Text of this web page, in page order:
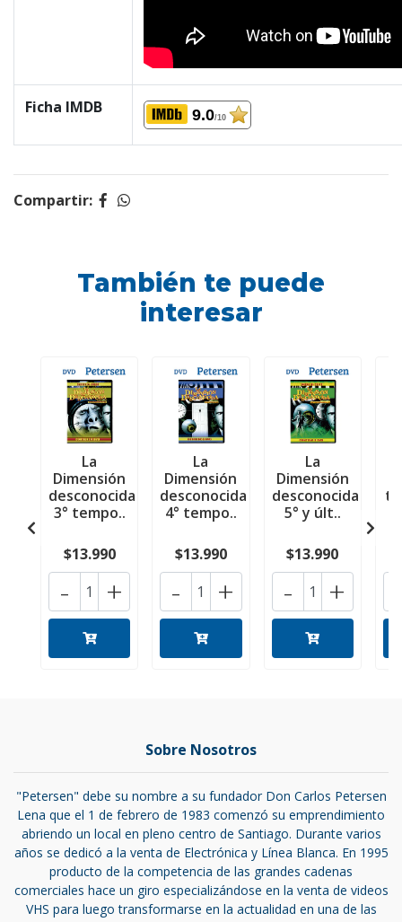
Ficha IMDB 9.0/10
Compartir:
También te puede
interesar
La
Dimensión
desconocida
3° tempo..
$13.990
+
-
La
Dimensión
desconocida
4° tempo..
$13.990
+
-
La
Dimensión
desconocida
5° y últ..
$13.990
+
-
Sobre Nosotros
"Petersen" debe su nombre a su fundador Don Carlos Petersen
Lena que el 1 de febrero de 1983 comenzó su emprendimiento
abriendo un local en pleno centro de Santiago. Durante varios
años se dedicó a la venta de Electrónica y Línea Blanca. En 1995
producto de la competencia de las grandes cadenas
comerciales hace un giro especializándose en la venta de videos
VHS para luego transformarse en la actualidad en una de las